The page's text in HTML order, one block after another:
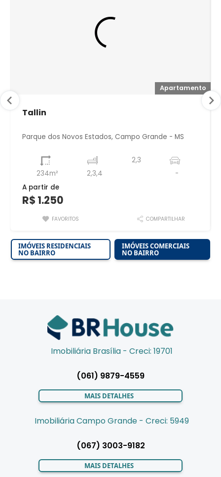
Apartamento
Tallin
Parque dos Novos Estados, Campo Grande - MS
234m² 2,3,4
2,3
-
A partir de
R$ 1.250
FAVORITOS COMPARTILHAR
IMÓVEIS RESIDENCIAIS
NO BAIRRO
IMÓVEIS COMERCIAIS
NO BAIRRO
Imobiliária Brasília - Creci: 19701
(061) 9879-4559
MAIS DETALHES
Imobiliária Campo Grande - Creci: 5949
(067) 3003-9182
MAIS DETALHES